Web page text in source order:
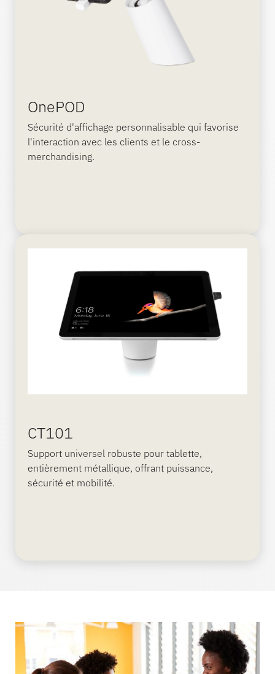
OnePOD
Sécurité d'affichage personnalisable qui favorise
l'interaction avec les clients et le cross-
merchandising.
CT101
Support universel robuste pour tablette,
entièrement métallique, offrant puissance,
sécurité et mobilité.